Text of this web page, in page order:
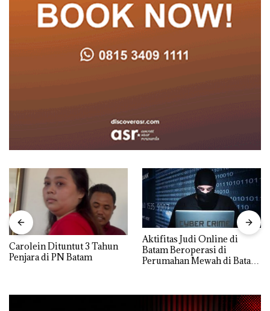
Carolein Dituntut 3 Tahun
Penjara di PN Batam
Aktifitas Judi Online di
Batam Beroperasi di
Perumahan Mewah di Batam